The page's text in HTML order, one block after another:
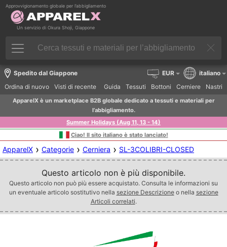
Approvvigionamento globale per l’abbigliamento
Un servizio di Okura Shoji, Giappone
Spedito dal Giappone
Ordina di nuovo
Visti di recente Guida Tessuti Bottoni Cerniere Nastri
EUR italiano
ApparelX è un marketplace B2B globale dedicato a tessuti e materiali per
l’abbigliamento.
Summer Holidays (Aug 11, 13 - 14)
Ciao! Il sito italiano è stato lanciato!
ApparelX › Categorie › Cerniera › SL-3COLIBRI-CLOSED
Questo articolo non è più disponibile.
Questo articolo non può più essere acquistato. Consulta le informazioni su
un eventuale articolo sostitutivo nella sezione Descrizioneo nella sezione
Articoli correlati.